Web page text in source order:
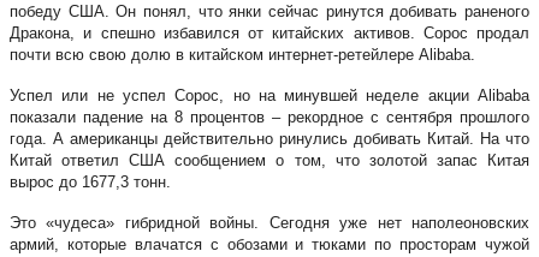
победу США. Он понял, что янки сейчас ринутся добивать раненого
Дракона, и спешно избавился от китайских активов. Сорос продал
почти всю свою долю в китайском интернет-ретейлере Alibaba.
Успел или не успел Сорос, но на минувшей неделе акции Alibaba
показали падение на 8 процентов – рекордное с сентября прошлого
года. А американцы действительно ринулись добивать Китай. На что
Китай ответил США сообщением о том, что золотой запас Китая
вырос до 1677,3 тонн.
Это «чудеса» гибридной войны. Сегодня уже нет наполеоновских
армий, которые влачатся с обозами и тюками по просторам чужой